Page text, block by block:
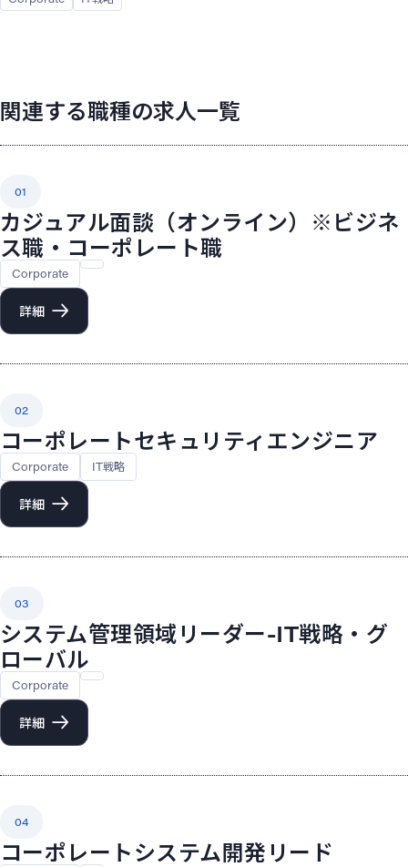
関連する職種の求人一覧
01
カジュアル面談（オンライン）※ビジネ
ス職・コーポレート職
Corporate
詳細
02
コーポレートセキュリティエンジニア
Corporate IT戦略
詳細
03
システム管理領域リーダー-IT戦略・グ
ローバル
Corporate
詳細
04
コーポレートシステム開発リード